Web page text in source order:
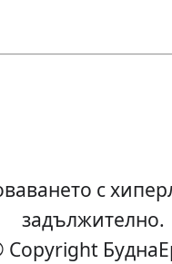
с
задължително.
Copyright